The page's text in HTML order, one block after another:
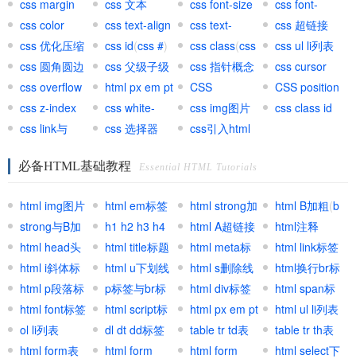
css margin css 文本 css font-size
css font-
family
css color css text-align
css text-
indent
css 超链接
(css a )
css 优化压缩 css id(css #) css class(css
.)
css ul li列表
css 圆角圆边
css 父级子级 css 指针概念
css cursor
css overflow
html px em pt
网页单位
CSS
important
CSS position
css z-index
css white-
space
css img图片
css class id
css link与
css 选择器 css引入html
必备HTML基础教程 Essential HTML Tutorials
html img图片
标签
html em标签
(EM强调标签
html strong加
粗(strong标
签)
html B加粗(b
加粗标签
strong与B加
粗区别
h1 h2 h3 h4
标签 (html标
题标签)
html A超链接
锚文本
html注释
html head头
部标签
html title标题
标签
html meta标
签
html link标签
html i斜体标
签
html u下划线
标签
html s删除线
标签
html换行br标
签
html p段落标
签
p标签与br标
签区别
html div标签
元素
html span标
签
html font标签
html script标
签
html px em pt
网页单位
html ul li列表
ol li列表
dl dt dd标签
组
table tr td表
格
table tr th表
格
html form表
html form
html form
html select下